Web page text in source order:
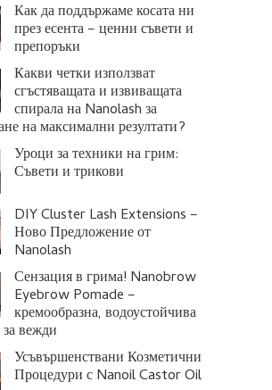
Как да поддържаме косата ни
през есента – ценни съвети и
препоръки
Какви четки използват
сгъстяващата и извиващата
спирала на Nanolash за
на максимални резултати?
Уроци за техники на грим:
Съвети и трикови
DIY Cluster Lash Extensions –
Ново Предложение от
Nanolash
Сензация в грима! Nanobrow
Eyebrow Pomade –
кремообразна, водоустойчива
вежди
Усъвършенствани Козметични
Процедури с Nanoil Castor Oil